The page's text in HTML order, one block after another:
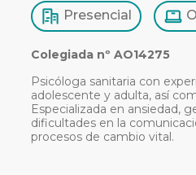
Presencial
Colegiada nº AO14275
Psicóloga sanitaria con
adolescente y adulta, así
Especializada en ansiedad,
dificultades en la
procesos de cambio vital.